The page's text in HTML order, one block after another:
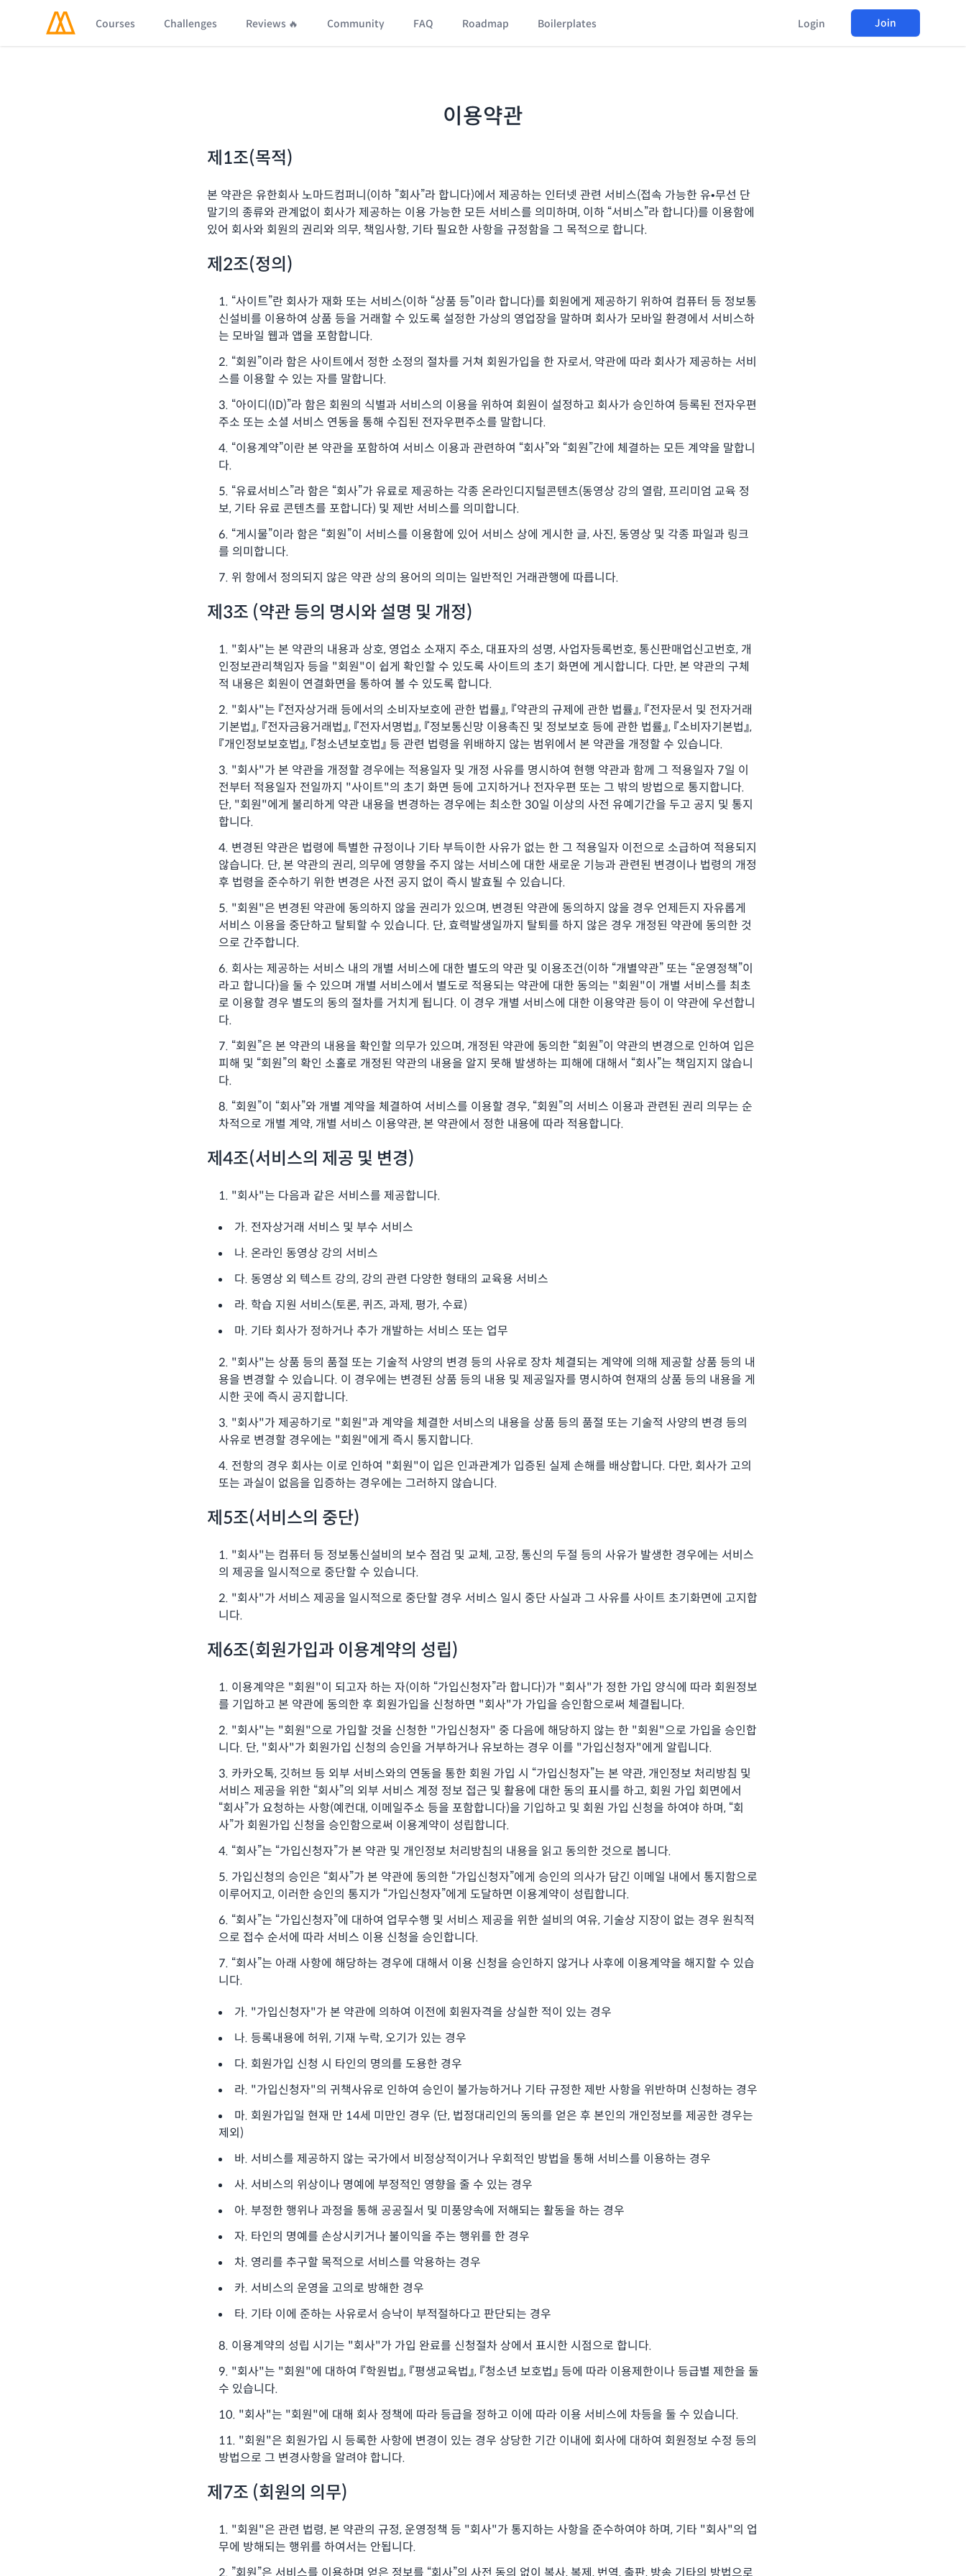
Courses Challenges Reviews 🔥 Community FAQ Roadmap Boilerplates Login Join
이용약관
제1조(목적)
본 약관은 유한회사 노마드컴퍼니(이하 ”회사”라 합니다)에서 제공하는 인터넷 관련 서비스(접속 가능한 유•무선 단
말기의 종류와 관계없이 회사가 제공하는 이용 가능한 모든 서비스를 의미하며, 이하 “서비스”라 합니다)를 이용함에
있어 회사와 회원의 권리와 의무, 책임사항, 기타 필요한 사항을 규정함을 그 목적으로 합니다.
제2조(정의)
“사이트”란 회사가 재화 또는 서비스(이하 “상품 등”이라 합니다)를 회원에게 제공하기 위하여 컴퓨터 등 정보통
신설비를 이용하여 상품 등을 거래할 수 있도록 설정한 가상의 영업장을 말하며 회사가 모바일 환경에서 서비스하
는 모바일 웹과 앱을 포함합니다.
“회원”이라 함은 사이트에서 정한 소정의 절차를 거쳐 회원가입을 한 자로서, 약관에 따라 회사가 제공하는 서비
스를 이용할 수 있는 자를 말합니다.
“아이디(ID)”라 함은 회원의 식별과 서비스의 이용을 위하여 회원이 설정하고 회사가 승인하여 등록된 전자우편
주소 또는 소셜 서비스 연동을 통해 수집된 전자우편주소를 말합니다.
“이용계약”이란 본 약관을 포함하여 서비스 이용과 관련하여 “회사”와 “회원”간에 체결하는 모든 계약을 말합니
다.
“유료서비스”라 함은 “회사”가 유료로 제공하는 각종 온라인디지털콘텐츠(동영상 강의 열람, 프리미엄 교육 정
보, 기타 유료 콘텐츠를 포합니다) 및 제반 서비스를 의미합니다.
“게시물”이라 함은 “회원”이 서비스를 이용함에 있어 서비스 상에 게시한 글, 사진, 동영상 및 각종 파일과 링크
를 의미합니다.
위 항에서 정의되지 않은 약관 상의 용어의 의미는 일반적인 거래관행에 따릅니다.
제3조 (약관 등의 명시와 설명 및 개정)
"회사"는 본 약관의 내용과 상호, 영업소 소재지 주소, 대표자의 성명, 사업자등록번호, 통신판매업신고번호, 개
인정보관리책임자 등을 "회원"이 쉽게 확인할 수 있도록 사이트의 초기 화면에 게시합니다. 다만, 본 약관의 구체
적 내용은 회원이 연결화면을 통하여 볼 수 있도록 합니다.
"회사"는 『전자상거래 등에서의 소비자보호에 관한 법률』, 『약관의 규제에 관한 법률』, 『전자문서 및 전자거래
기본법』, 『전자금융거래법』, 『전자서명법』, 『정보통신망 이용촉진 및 정보보호 등에 관한 법률』, 『소비자기본법』,
『개인정보보호법』, 『청소년보호법』 등 관련 법령을 위배하지 않는 범위에서 본 약관을 개정할 수 있습니다.
"회사"가 본 약관을 개정할 경우에는 적용일자 및 개정 사유를 명시하여 현행 약관과 함께 그 적용일자 7일 이
전부터 적용일자 전일까지 "사이트"의 초기 화면 등에 고지하거나 전자우편 또는 그 밖의 방법으로 통지합니다.
단, "회원"에게 불리하게 약관 내용을 변경하는 경우에는 최소한 30일 이상의 사전 유예기간을 두고 공지 및 통지
합니다.
변경된 약관은 법령에 특별한 규정이나 기타 부득이한 사유가 없는 한 그 적용일자 이전으로 소급하여 적용되지
않습니다. 단, 본 약관의 권리, 의무에 영향을 주지 않는 서비스에 대한 새로운 기능과 관련된 변경이나 법령의 개정
후 법령을 준수하기 위한 변경은 사전 공지 없이 즉시 발효될 수 있습니다.
"회원"은 변경된 약관에 동의하지 않을 권리가 있으며, 변경된 약관에 동의하지 않을 경우 언제든지 자유롭게
서비스 이용을 중단하고 탈퇴할 수 있습니다. 단, 효력발생일까지 탈퇴를 하지 않은 경우 개정된 약관에 동의한 것
으로 간주합니다.
회사는 제공하는 서비스 내의 개별 서비스에 대한 별도의 약관 및 이용조건(이하 “개별약관” 또는 “운영정책”이
라고 합니다)을 둘 수 있으며 개별 서비스에서 별도로 적용되는 약관에 대한 동의는 "회원"이 개별 서비스를 최초
로 이용할 경우 별도의 동의 절차를 거치게 됩니다. 이 경우 개별 서비스에 대한 이용약관 등이 이 약관에 우선합니
다.
“회원”은 본 약관의 내용을 확인할 의무가 있으며, 개정된 약관에 동의한 “회원”이 약관의 변경으로 인하여 입은
피해 및 “회원”의 확인 소홀로 개정된 약관의 내용을 알지 못해 발생하는 피해에 대해서 “회사”는 책임지지 않습니
다.
“회원”이 “회사”와 개별 계약을 체결하여 서비스를 이용할 경우, “회원”의 서비스 이용과 관련된 권리 의무는 순
차적으로 개별 계약, 개별 서비스 이용약관, 본 약관에서 정한 내용에 따라 적용합니다.
제4조(서비스의 제공 및 변경)
"회사"는 다음과 같은 서비스를 제공합니다.
가. 전자상거래 서비스 및 부수 서비스
나. 온라인 동영상 강의 서비스
다. 동영상 외 텍스트 강의, 강의 관련 다양한 형태의 교육용 서비스
라. 학습 지원 서비스(토론, 퀴즈, 과제, 평가, 수료)
마. 기타 회사가 정하거나 추가 개발하는 서비스 또는 업무
"회사"는 상품 등의 품절 또는 기술적 사양의 변경 등의 사유로 장차 체결되는 계약에 의해 제공할 상품 등의 내
용을 변경할 수 있습니다. 이 경우에는 변경된 상품 등의 내용 및 제공일자를 명시하여 현재의 상품 등의 내용을 게
시한 곳에 즉시 공지합니다.
"회사"가 제공하기로 "회원"과 계약을 체결한 서비스의 내용을 상품 등의 품절 또는 기술적 사양의 변경 등의
사유로 변경할 경우에는 "회원"에게 즉시 통지합니다.
전항의 경우 회사는 이로 인하여 "회원"이 입은 인과관계가 입증된 실제 손해를 배상합니다. 다만, 회사가 고의
또는 과실이 없음을 입증하는 경우에는 그러하지 않습니다.
제5조(서비스의 중단)
"회사"는 컴퓨터 등 정보통신설비의 보수 점검 및 교체, 고장, 통신의 두절 등의 사유가 발생한 경우에는 서비스
의 제공을 일시적으로 중단할 수 있습니다.
"회사"가 서비스 제공을 일시적으로 중단할 경우 서비스 일시 중단 사실과 그 사유를 사이트 초기화면에 고지합
니다.
제6조(회원가입과 이용계약의 성립)
이용계약은 "회원"이 되고자 하는 자(이하 “가입신청자”라 합니다)가 "회사"가 정한 가입 양식에 따라 회원정보
를 기입하고 본 약관에 동의한 후 회원가입을 신청하면 "회사"가 가입을 승인함으로써 체결됩니다.
"회사"는 "회원"으로 가입할 것을 신청한 "가입신청자" 중 다음에 해당하지 않는 한 "회원"으로 가입을 승인합
니다. 단, "회사"가 회원가입 신청의 승인을 거부하거나 유보하는 경우 이를 "가입신청자"에게 알립니다.
카카오톡, 깃허브 등 외부 서비스와의 연동을 통한 회원 가입 시 “가입신청자”는 본 약관, 개인정보 처리방침 및
서비스 제공을 위한 “회사”의 외부 서비스 계정 정보 접근 및 활용에 대한 동의 표시를 하고, 회원 가입 회면에서
“회사”가 요청하는 사항(예컨대, 이메일주소 등을 포함합니다)을 기입하고 및 회원 가입 신청을 하여야 하며, “회
사”가 회원가입 신청을 승인함으로써 이용계약이 성립합니다.
“회사”는 “가입신청자”가 본 약관 및 개인정보 처리방침의 내용을 읽고 동의한 것으로 봅니다.
가입신청의 승인은 “회사”가 본 약관에 동의한 “가입신청자”에게 승인의 의사가 담긴 이메일 내에서 통지함으로
이루어지고, 이러한 승인의 통지가 “가입신청자”에게 도달하면 이용계약이 성립합니다.
“회사”는 “가입신청자”에 대하여 업무수행 및 서비스 제공을 위한 설비의 여유, 기술상 지장이 없는 경우 원칙적
으로 접수 순서에 따라 서비스 이용 신청을 승인합니다.
“회사”는 아래 사항에 해당하는 경우에 대해서 이용 신청을 승인하지 않거나 사후에 이용계약을 해지할 수 있습
니다.
가. "가입신청자"가 본 약관에 의하여 이전에 회원자격을 상실한 적이 있는 경우
나. 등록내용에 허위, 기재 누락, 오기가 있는 경우
다. 회원가입 신청 시 타인의 명의를 도용한 경우
라. "가입신청자"의 귀책사유로 인하여 승인이 불가능하거나 기타 규정한 제반 사항을 위반하며 신청하는 경우
마. 회원가입일 현재 만 14세 미만인 경우 (단, 법정대리인의 동의를 얻은 후 본인의 개인정보를 제공한 경우는
제외)
바. 서비스를 제공하지 않는 국가에서 비정상적이거나 우회적인 방법을 통해 서비스를 이용하는 경우
사. 서비스의 위상이나 명예에 부정적인 영향을 줄 수 있는 경우
아. 부정한 행위나 과정을 통해 공공질서 및 미풍양속에 저해되는 활동을 하는 경우
자. 타인의 명예를 손상시키거나 불이익을 주는 행위를 한 경우
차. 영리를 추구할 목적으로 서비스를 악용하는 경우
카. 서비스의 운영을 고의로 방해한 경우
타. 기타 이에 준하는 사유로서 승낙이 부적절하다고 판단되는 경우
이용계약의 성립 시기는 "회사"가 가입 완료를 신청절차 상에서 표시한 시점으로 합니다.
"회사"는 "회원"에 대하여 『학원법』, 『평생교육법』, 『청소년 보호법』 등에 따라 이용제한이나 등급별 제한을 둘
수 있습니다.
"회사"는 "회원"에 대해 회사 정책에 따라 등급을 정하고 이에 따라 이용 서비스에 차등을 둘 수 있습니다.
"회원"은 회원가입 시 등록한 사항에 변경이 있는 경우 상당한 기간 이내에 회사에 대하여 회원정보 수정 등의
방법으로 그 변경사항을 알려야 합니다.
제7조 (회원의 의무)
"회원"은 관련 법령, 본 약관의 규정, 운영정책 등 "회사"가 통지하는 사항을 준수하여야 하며, 기타 "회사"의 업
무에 방해되는 행위를 하여서는 안됩니다.
”회원”은 서비스를 이용하며 얻은 정보를 “회사”의 사전 동의 없이 복사, 복제, 번역, 출판, 방송 기타의 방법으로